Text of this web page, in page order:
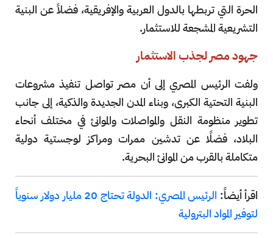
الحرة التي تربطها بالدول العربية والإفريقية، فضلاً عن البنية
التشريعية المشجعة للاستثمار.
جهود مصر لجذب الاستثمار
ولفت الرئيس المصري إلى أن مصر تواصل تنفيذ مشروعات
البنية التحتية الكبرى، وبناء المدن الجديدة والذكية، إلى جانب
تطوير منظومة النقل والمواصلات والموانئ في مختلف أنحاء
البلاد، فضلًا عن تدشين ممرات ومراكز لوجستية دولية
متكاملة بالقرب من الموانئ البحرية.
اقرأ أيضاً:
الرئيس المصري: الدولة تحتاج 20 مليار دولار سنوياً
لتوفير المواد البترولية